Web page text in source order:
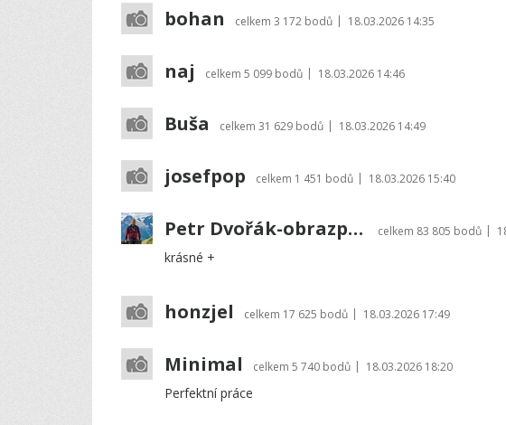
bohan celkem 3 172 bodů | 18.03.2026 14:35
naj celkem 5 099 bodů | 18.03.2026 14:46
Buša celkem 31 629 bodů | 18.03.2026 14:49
josefpop celkem 1 451 bodů | 18.03.2026 15:40
Petr Dvořák-obrazprovas.cz celkem 83 805 bodů |
krásné +
honzjel celkem 17 625 bodů | 18.03.2026 17:49
Minimal celkem 5 740 bodů | 18.03.2026 18:20
Perfektní práce